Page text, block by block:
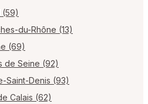
(59)
du-Rhône (13)
(69)
de Seine (92)
Saint-Denis (93)
Calais (62)